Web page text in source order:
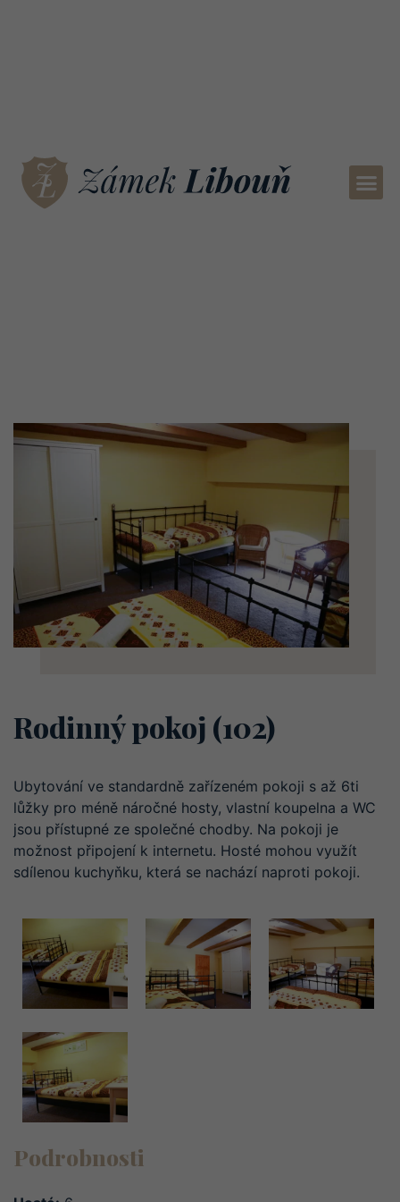
Rodinný pokoj (102)
Ubytování ve standardně zařízeném pokoji s až 6ti
lůžky pro méně náročné hosty, vlastní koupelna a WC
jsou přístupné ze společné chodby. Na pokoji je
možnost připojení k internetu. Hosté mohou využít
sdílenou kuchyňku, která se nachází naproti pokoji.
Podrobnosti